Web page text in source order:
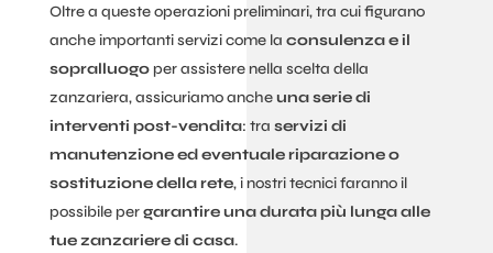
Oltre a queste operazioni preliminari, tra cui figurano
anche importanti servizi come la consulenza e il
sopralluogoper assistere nella scelta della
zanzariera, assicuriamo ancheuna serie di
interventi post-vendita: tra servizi di
manutenzione ed eventuale riparazione o
sostituzione della rete, i nostri tecnici faranno il
possibile pergarantire una durata più lunga alle
tue zanzariere di casa.